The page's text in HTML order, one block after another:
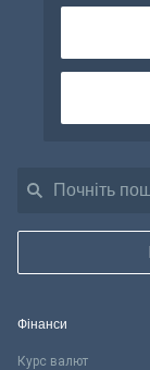
Фінанси
Курс валют